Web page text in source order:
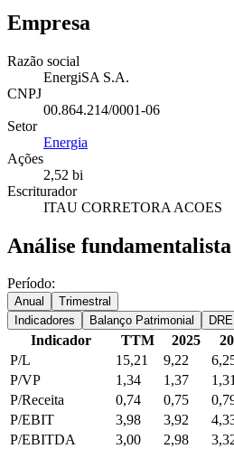
Empresa
Razão social
EnergiSA S.A.
CNPJ
00.864.214/0001-06
Setor
Energia
Ações
2,52 bi
Escriturador
ITAU CORRETORA ACOES
Análise fundamentalista
Período:
Anual
Trimestral
Indicadores
Balanço Patrimonial DRE
Indicador TTM 2025
P/L
15,21 9,22
P/VP
1,34 1,37
P/Receita
0,74 0,75
P/EBIT
3,98 3,92
P/EBITDA
3,00 2,98